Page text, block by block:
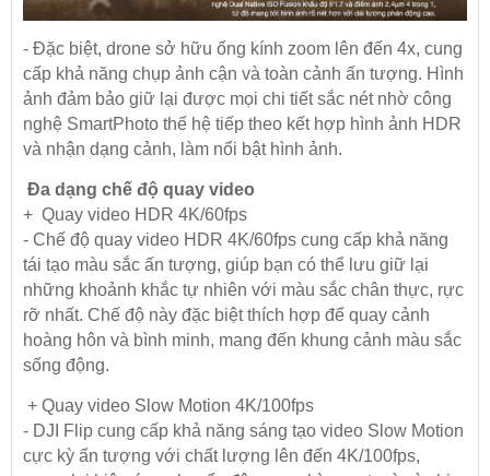
- Đặc biệt, drone sở hữu ống kính zoom lên đến 4x, cung
cấp khả năng chụp ảnh cận và toàn cảnh ấn tượng. Hình
ảnh đảm bảo giữ lại được mọi chi tiết sắc nét nhờ công
nghệ SmartPhoto thế hệ tiếp theo kết hợp hình ảnh HDR
và nhận dạng cảnh, làm nổi bật hình ảnh.
Đa dạng chế độ quay video
+ Quay video HDR 4K/60fps
- Chế độ quay video HDR 4K/60fps cung cấp khả năng
tái tạo màu sắc ấn tượng, giúp bạn có thể lưu giữ lại
những khoảnh khắc tự nhiên với màu sắc chân thực, rực
rỡ nhất. Chế độ này đặc biệt thích hợp để quay cảnh
hoàng hôn và bình minh, mang đến khung cảnh màu sắc
sống động.
+ Quay video Slow Motion 4K/100fps
- DJI Flip cung cấp khả năng sáng tạo video Slow Motion
cực kỳ ấn tượng với chất lượng lên đến 4K/100fps,